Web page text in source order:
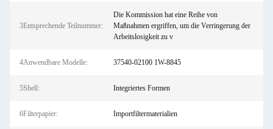
3Entsprechende Teilnummer:
Die Kommission hat eine Reihe von
Maßnahmen ergriffen, um die Verringerung der
Arbeitslosigkeit zu v
4Anwendbare Modelle: 37540-02100 1W-8845
5Shell: Integriertes Formen
6Filterpapier: Importfiltermaterialien